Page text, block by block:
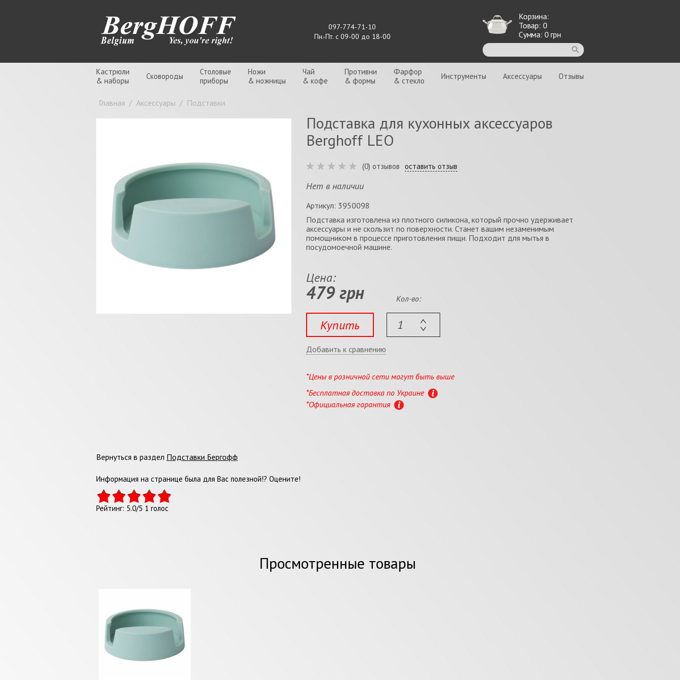
097-774-71-10
Пн.-Пт. с 09-00 до 18-00
Корзина:
Товар: 0
Сумма: 0 грн
Кастрюли
& наборы
Сковороды
Столовые
приборы
Ножи
& ножницы
Чай
& кофе
Противни
& формы
Фарфор
& стекло
Инструменты Аксессуары Отзывы
Главная / Аксессуары / Подставки
Подставка для кухонных аксессуаров
Berghoff LEO
(0) отзывов оставить отзыв
Нет в наличии
Артикул: 3950098
Подставка изготовлена из плотного силикона, который прочно удерживает
аксессуары и не скользит по поверхности. Станет вашим незаменимым
помощником в процессе приготовления пищи. Подходит для мытья в
посудомоечной машине.
Цена:
479 грн
Купить
Кол-во:
Добавить к сравнению
*Цены в розничной сети могут быть выше
*Бесплатная доставка по Украине
*Официальная гарантия
Вернуться в раздел Подставки Бергофф
Информация на странице была для Вас полезной!? Оцените!
Рейтинг: 5.0/5 1 голос
Просмотренные товары